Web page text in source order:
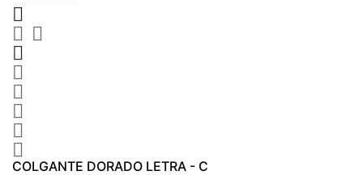

 






COLGANTE DORADO LETRA - C